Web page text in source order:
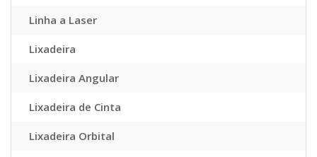
Linha a Laser
Lixadeira
Lixadeira Angular
Lixadeira de Cinta
Lixadeira Orbital